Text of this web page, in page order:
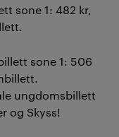
sone 1: 482 kr,
sone 1: 506
ungdomsbillett
og Skyss!